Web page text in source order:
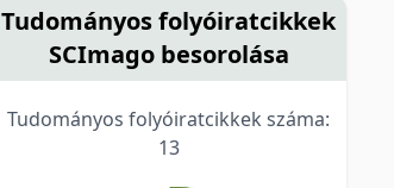
Tudományos folyóiratcikkek
SCImago besorolása
Tudományos folyóiratcikkek száma:
13